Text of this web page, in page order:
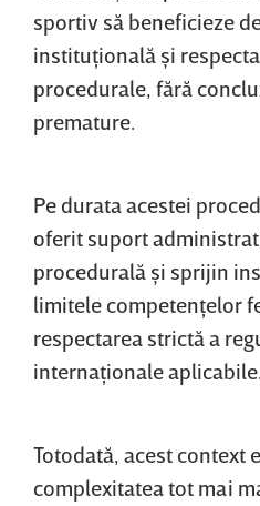
sportiv să beneficieze
instituţională şi
procedurale, fără
premature.
Pe durata acestei
oferit suport
procedurală şi sprijin
limitele competenţelor
respectarea strictă a
internaţionale aplicabile.
Totodată, acest context
complexitatea tot mai